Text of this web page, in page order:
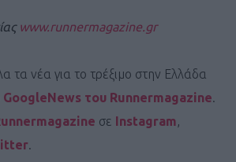
www.runnermagazine.gr
τα νέα για το τρέξιμο στην Ελλάδα
GoogleNews του Runnermagazine.
σε Instagram,
.